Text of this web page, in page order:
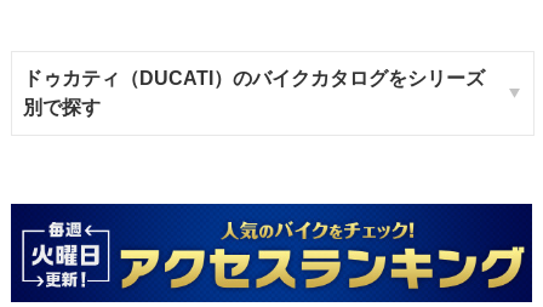
ドゥカティ（DUCATI）のバイクカタログをシリーズ
別で探す